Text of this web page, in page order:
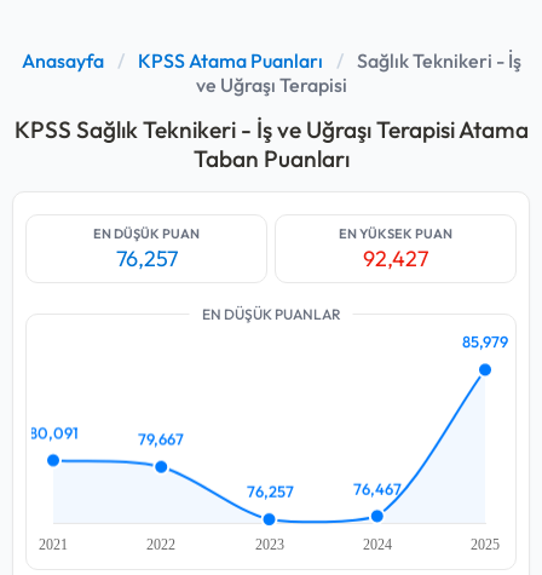
Anasayfa / KPSS Atama Puanları / Sağlık Teknikeri - İş
ve Uğraşı Terapisi
KPSS Sağlık Teknikeri - İş ve Uğraşı Terapisi Atama
Taban Puanları
EN DÜŞÜK PUAN
76,257
EN YÜKSEK PUAN
92,427
EN DÜŞÜK PUANLAR